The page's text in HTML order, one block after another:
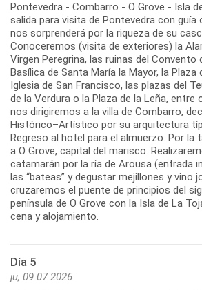
Pontevedra - Combarro - O Grove - Isla
salida para visita de Pontevedra con guía
nos sorprenderá por la riqueza de su
Conoceremos (visita de exteriores) la
Virgen Peregrina, las ruinas del Convento
Basílica de Santa María la Mayor, la Plaza
Iglesia de San Francisco, las plazas del
de la Verdura o la Plaza de la Leña, entre
nos dirigiremos a la villa de Combarro,
Histórico–Artístico por su arquitectura
Regreso al hotel para el almuerzo. Por la
a O Grove, capital del marisco.
catamarán por la ría de Arousa (entrada
las “bateas” y degustar mejillones y vino
cruzaremos el puente de principios del
península de O Grove con la Isla de La
Día 5
ju, 09.07.2026